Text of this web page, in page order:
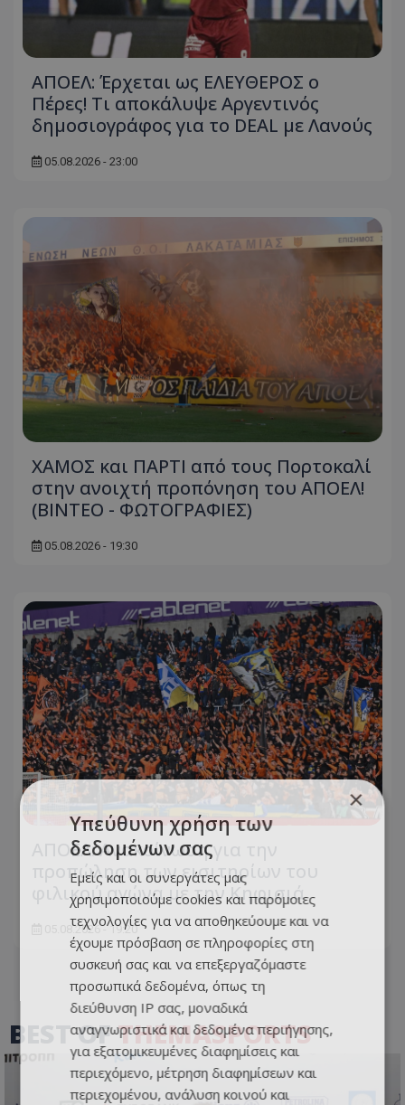
ΑΠΟΕΛ: Έρχεται ως ΕΛΕΥΘΕΡΟΣ ο
Πέρες! Τι αποκάλυψε Αργεντινός
δημοσιογράφος για το DEAL με Λανούς
05.08.2026 - 23:00
ΧΑΜΟΣ και ΠΑΡΤΙ από τους Πορτοκαλί
στην ανοιχτή προπόνηση του ΑΠΟΕΛ!
(ΒΙΝΤΕΟ - ΦΩΤΟΓΡΑΦΙΕΣ)
05.08.2026 - 19:30
ΑΠΟΕΛ: Ανακοίνωση για την
προπώληση των εισιτηρίων του
φιλικού αγώνα με την Κηφισιά
05.08.2026 - 19:20
BEST OFTHEMASPORTS
×
Υπεύθυνη χρήση των
δεδομένων σας
Εμείς και οι συνεργάτες μας
χρησιμοποιούμε cookies και παρόμοιες
τεχνολογίες για να αποθηκεύουμε και να
έχουμε πρόσβαση σε πληροφορίες στη
συσκευή σας και να επεξεργαζόμαστε
προσωπικά δεδομένα, όπως τη
διεύθυνση IP σας, μοναδικά
αναγνωριστικά και δεδομένα περιήγησης,
για εξατομικευμένες διαφημίσεις και
περιεχόμενο, μέτρηση διαφημίσεων και
περιεχομένου, ανάλυση κοινού και